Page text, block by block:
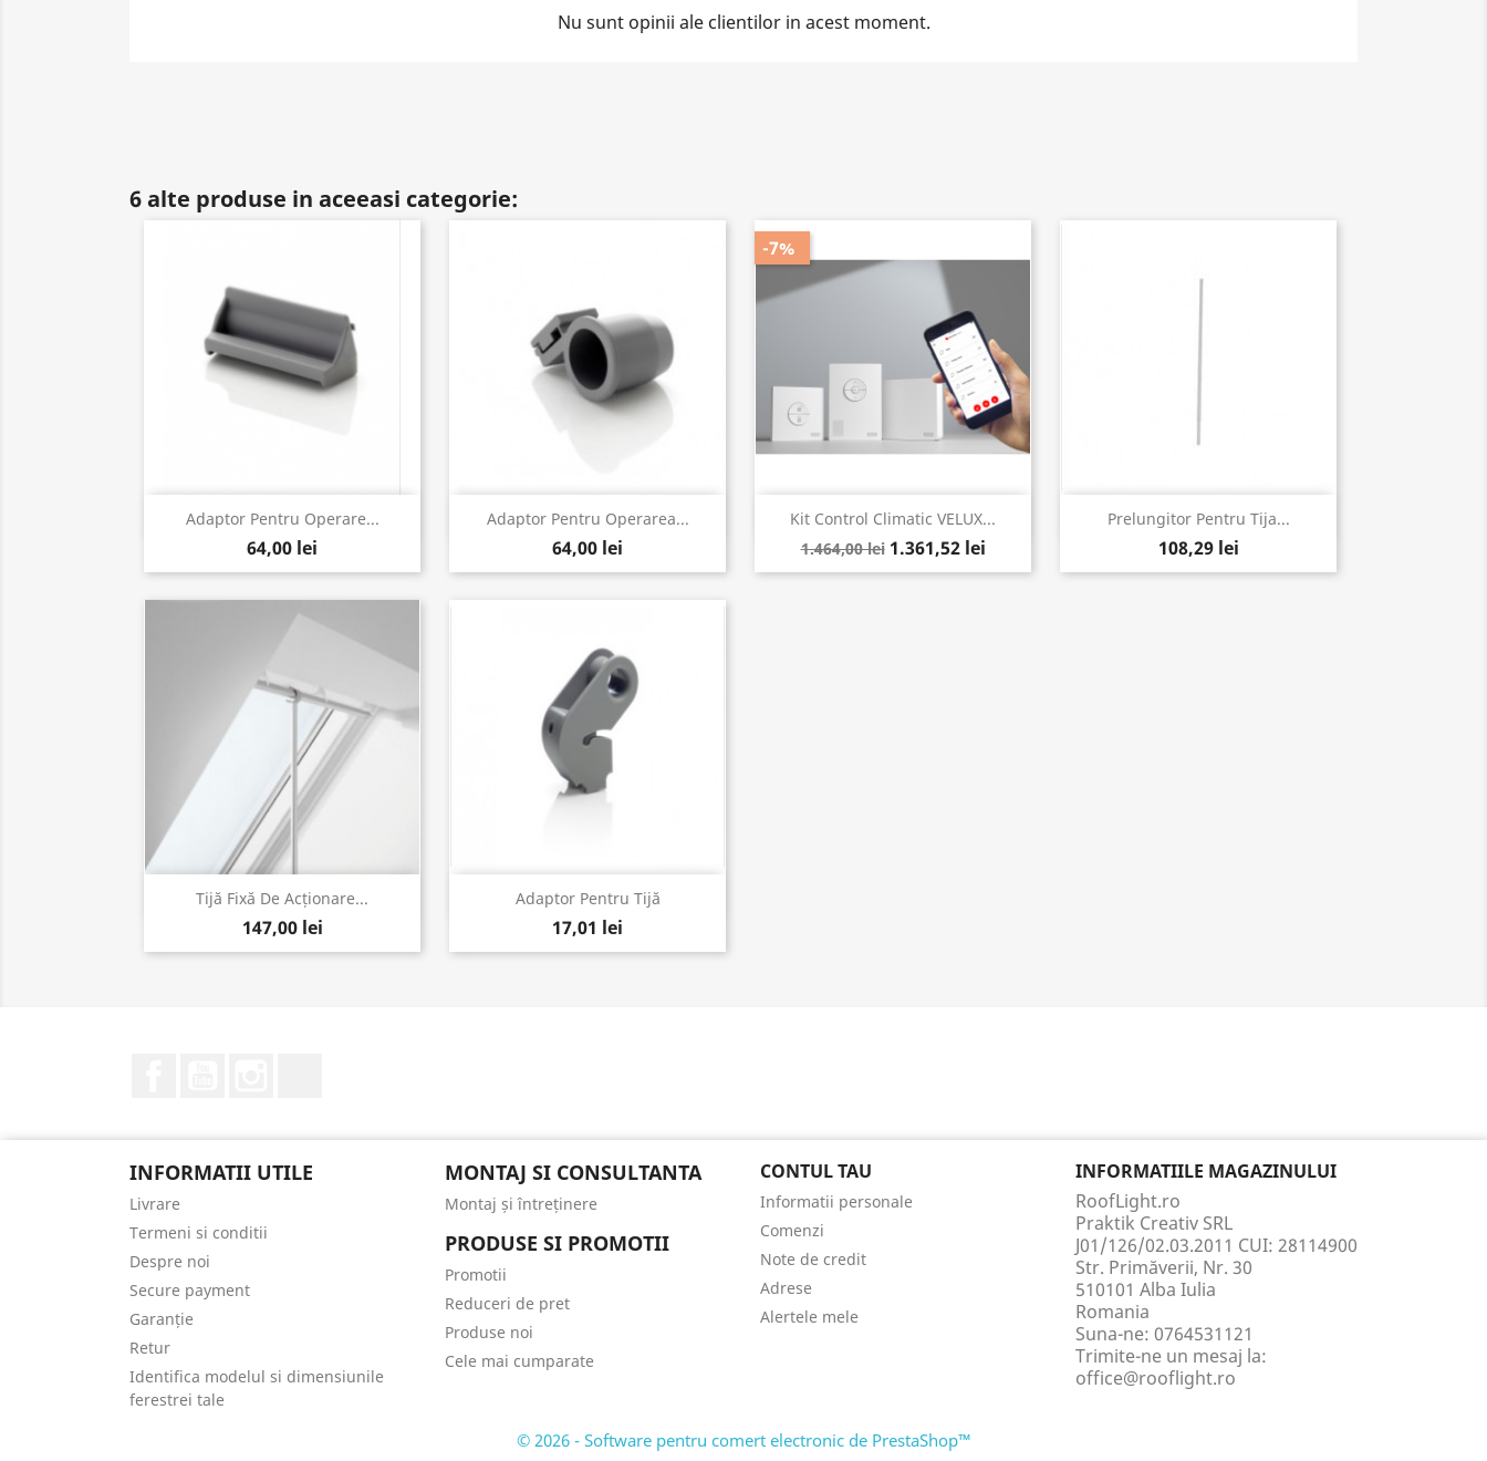
Nu sunt opinii ale clientilor in acest moment.
6 alte produse in aceeasi categorie:
Adaptor Pentru Operare...
64,00 lei
Vizualizare rapida Adaptor Pentru Operarea...
64,00 lei
Vizualizare rapida
Kit Control Climatic VELUX...
1.464,00 lei 1.361,52 lei
-7%
Vizualizare rapida Prelungitor Pentru Tija...
108,29 lei
Vizualizare rapida
Tijă Fixă De Acționare...
147,00 lei
Vizualizare rapida Adaptor Pentru Tijă
17,01 lei
Vizualizare rapida
INFORMATII UTILE
Livrare
Termeni si conditii
Despre noi
Secure payment
Garanție
Retur
Identifica modelul si dimensiunile
ferestrei tale
MONTAJ SI CONSULTANTA
Montaj și întreținere
PRODUSE SI PROMOTII
Promotii
Reduceri de pret
Produse noi
Cele mai cumparate
CONTUL TAU
Informatii personale
Comenzi
Note de credit
Adrese
Alertele mele
INFORMATIILE MAGAZINULUI
RoofLight.ro
Praktik Creativ SRL
J01/126/02.03.2011 CUI: 28114900
Str. Primăverii, Nr. 30
510101 Alba Iulia
Romania
Suna-ne: 0764531121
Trimite-ne un mesaj la:
office@rooflight.ro
© 2026 - Software pentru comert electronic de PrestaShop™